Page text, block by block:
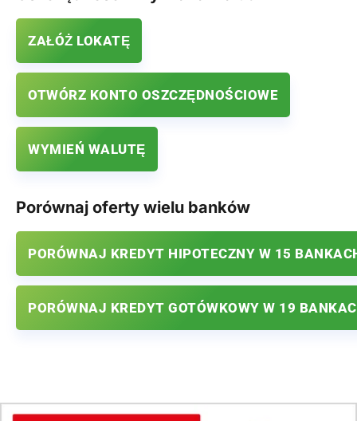
ZAŁÓŻ LOKATĘ
OTWÓRZ KONTO OSZCZĘDNOŚCIOWE
WYMIEŃ WALUTĘ
Porównaj oferty wielu banków
PORÓWNAJ KREDYT HIPOTECZNY W 15
PORÓWNAJ KREDYT GOTÓWKOWY W 19